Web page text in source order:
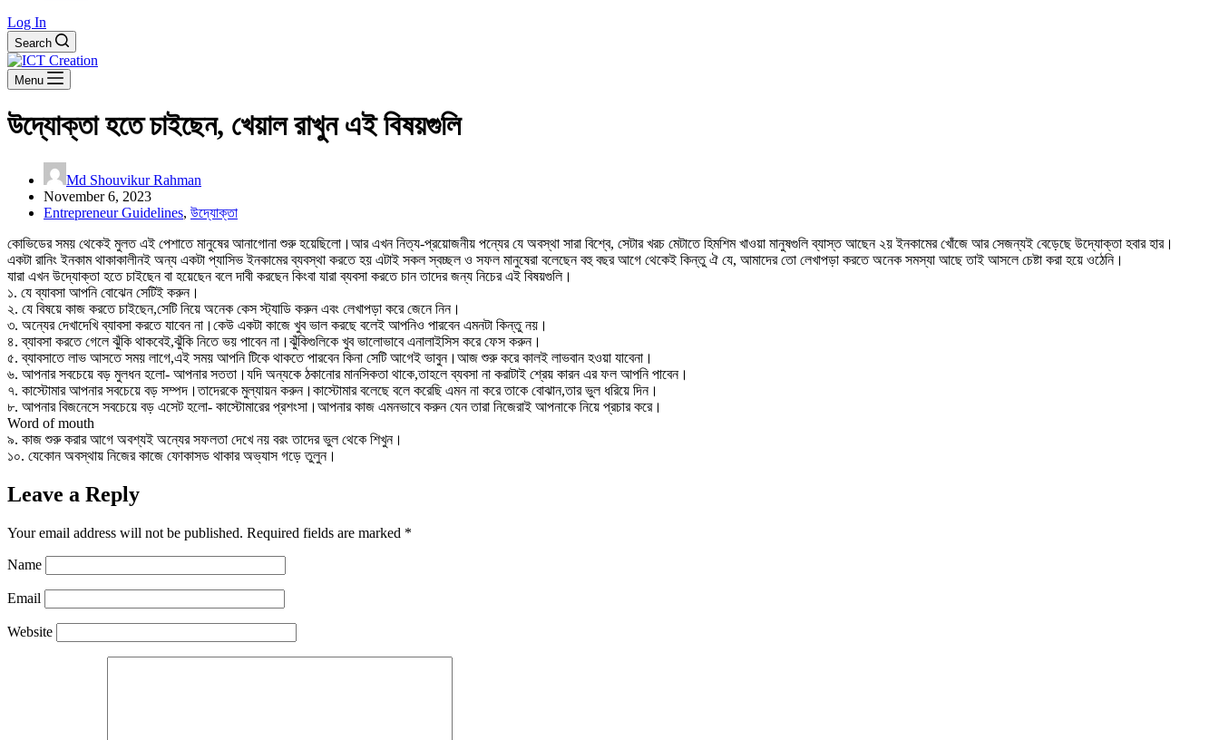
Log In
Search
Menu
উদ্যোক্তা হতে চাইছেন, খেয়াল রাখুন এই বিষয়গুলি
Md Shouvikur Rahman
November 6, 2023
Entrepreneur Guidelines, উদ্যোক্তা
কোভিডের সময় থেকেই মুলত এই পেশাতে মানুষের আনাগোনা শুরু হয়েছিলো।আর এখন নিত্য-প্রয়োজনীয় পন্যের যে অবস্থা সারা বিশ্বে, সেটার খরচ মেটাতে হিমশিম খাওয়া মানুষগুলি ব্যাস্ত আছেন ২য় ইনকামের খোঁজে আর সেজন্যই বেড়েছে উদ্যোক্তা হবার হার।
একটা রানিং ইনকাম থাকাকালীনই অন্য একটা প্যাসিভ ইনকামের ব্যবস্থা করতে হয় এটাই সকল স্বচ্ছল ও সফল মানুষেরা বলেছেন বহু বছর আগে থেকেই কিন্তু ঐ যে, আমাদের তো লেখাপড়া করতে অনেক সমস্যা আছে তাই আসলে চেষ্টা করা হয়ে ওঠেনি।
যারা এখন উদ্যোক্তা হতে চাইছেন বা হয়েছেন বলে দাবী করছেন কিংবা যারা ব্যবসা করতে চান তাদের জন্য নিচের এই বিষয়গুলি।
১. যে ব্যাবসা আপনি বোঝেন সেটিই করুন।
২. যে বিষয়ে কাজ করতে চাইছেন,সেটি নিয়ে অনেক কেস স্ট্যাডি করুন এবং লেখাপড়া করে জেনে নিন।
৩. অন্যের দেখাদেখি ব্যাবসা করতে যাবেন না।কেউ একটা কাজে খুব ভাল করছে বলেই আপনিও পারবেন এমনটা কিন্তু নয়।
৪. ব্যাবসা করতে গেলে ঝুঁকি থাকবেই,ঝুঁকি নিতে ভয় পাবেন না।ঝুঁকিগুলিকে খুব ভালোভাবে এনালাইসিস করে ফেস করুন।
৫. ব্যাবসাতে লাভ আসতে সময় লাগে,এই সময় আপনি টিকে থাকতে পারবেন কিনা সেটি আগেই ভাবুন।আজ শুরু করে কালই লাভবান হওয়া যাবেনা।
৬. আপনার সবচেয়ে বড় মুলধন হলো- আপনার সততা।যদি অন্যকে ঠকানোর মানসিকতা থাকে,তাহলে ব্যবসা না করাটাই শ্রেয় কারন এর ফল আপনি পাবেন।
৭. কাস্টোমার আপনার সবচেয়ে বড় সম্পদ।তাদেরকে মুল্যায়ন করুন।কাস্টোমার বলেছে বলে করেছি এমন না করে তাকে বোঝান,তার ভুল ধরিয়ে দিন।
৮. আপনার বিজনেসে সবচেয়ে বড় এসেট হলো- কাস্টোমারের প্রশংসা।আপনার কাজ এমনভাবে করুন যেন তারা নিজেরাই আপনাকে নিয়ে প্রচার করে।
Word of mouth
৯. কাজ শুরু করার আগে অবশ্যই অন্যের সফলতা দেখে নয় বরং তাদের ভুল থেকে শিখুন।
১০. যেকোন অবস্থায় নিজের কাজে ফোকাসড থাকার অভ্যাস গড়ে তুলুন।
Leave a Reply
Your email address will not be published. Required fields are marked *
Name
Email
Website